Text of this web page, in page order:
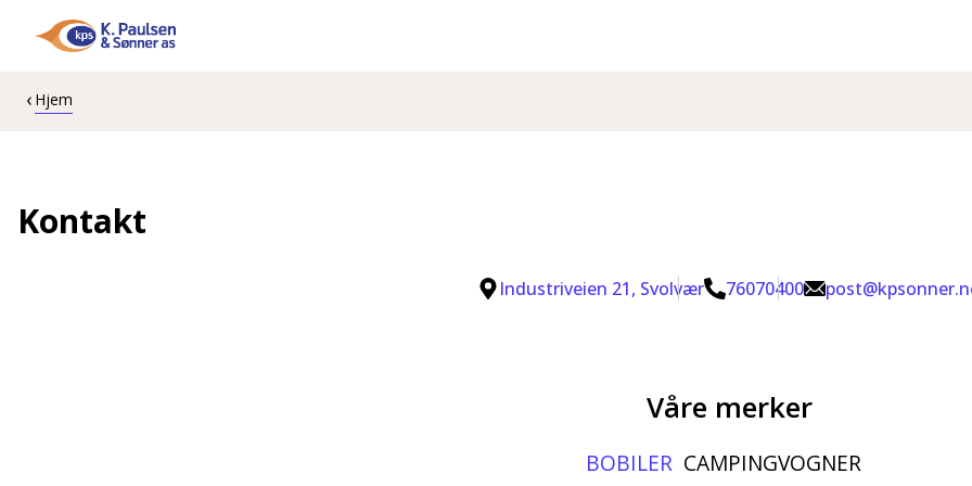
Hjem
Kontakt
Industriveien 21, Svolvær 76070400
Våre merker
BOBILER CAMPINGVOGNER